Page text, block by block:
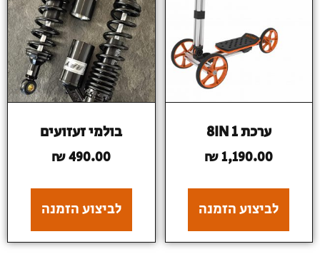
ערכת 8IN 1
₪1,190.00
לביצוע הזמנה
בולמי זעזועים
₪490.00
לביצוע הזמנה